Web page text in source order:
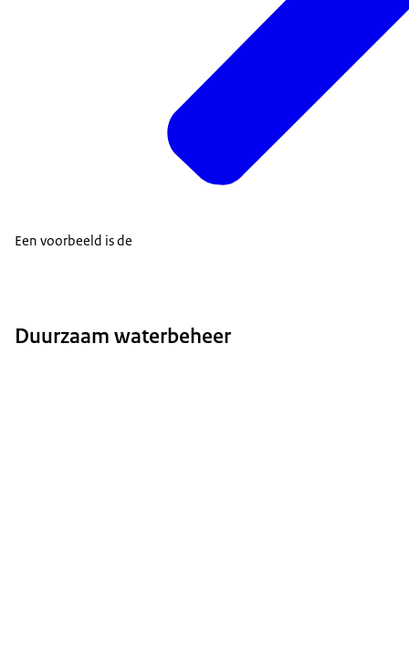
Een voorbeeld is de
Duurzaam waterbeheer